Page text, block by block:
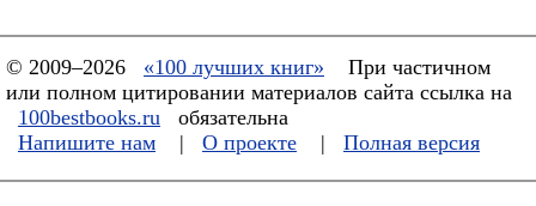
© 2009–2026 «100 лучших книг»
При частичном
или полном цитировании материалов сайта ссылка на
100bestbooks.ru
обязательна
Напишите нам
| О проекте | Полная версия